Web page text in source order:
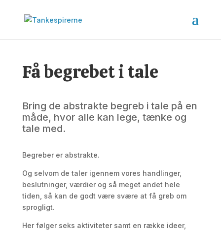
Få begrebet i tale
Bring de abstrakte begreb i tale på en
måde, hvor alle kan lege, tænke og
tale med.
Begreber er abstrakte.
Og selvom de taler igennem vores handlinger,
beslutninger, værdier og så meget andet hele
tiden, så kan de godt være svære at få greb om
sprogligt.
Her følger seks aktiviteter samt en række ideer,